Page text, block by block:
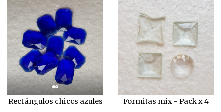
Rectángulos chicos azules Formitas mix - Pack x 4